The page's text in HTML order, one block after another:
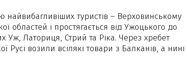
туристів – Верховинському
областей і простягається від Ужоцького до
Уж, Латориця, Стрий та Ріка. Через хребет
возили всілякі товари з Балканів, а нині